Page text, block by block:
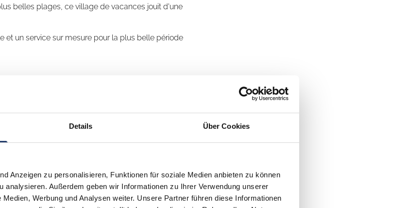
Details Über Cookies
Anzeigen zu personalisieren, Funktionen für soziale Medien anbieten zu können
analysieren. Außerdem geben wir Informationen zu Ihrer Verwendung unserer
Werbung und Analysen weiter. Unsere Partner führen diese Informationen
belles plages, ce village de vacances jouit d'une
et un service sur mesure pour la plus belle période
dans l'hôtellerie de plein air en France grâce à
toboggans et glissades avec bouées, piscine
à l'état pur ?
profiter de deux univers de vacances sur un
Pin Parasol Sensations vous attend pour des
Sens, quant à lui, est un havre de paix où le bien-
inoubliable.
magnifiquement paysagés et spacieux ou
ou inoubliables qui suscitent
ports de plaisance, pistes cyclables, dunes,
une diversité de paysages et leur côte sauvage.
travers les châteaux, les villages de caractère, la